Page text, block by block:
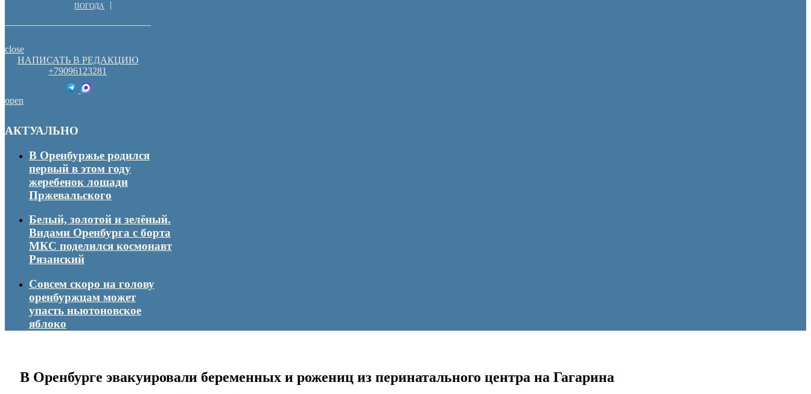
ПОГОДА
close
НАПИСАТЬ В РЕДАКЦИЮ
+79096123281
open
АКТУАЛЬНО
В Оренбуржье родился
первый в этом году
жеребенок лошади
Пржевальского
Белый, золотой и зелёный.
Видами Оренбурга с борта
МКС поделился космонавт
Рязанский
Совсем скоро на голову
оренбуржцам может
упасть ньютоновское
яблоко
В Оренбурге эвакуировали беременных и рожениц из перинатального центра на Гагарина